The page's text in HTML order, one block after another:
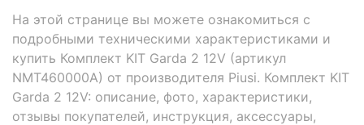
На этой странице вы можете ознакомиться с
подробными техническими характеристиками и
купить Комплект KIT Garda 2 12V (артикул
NMT460000A) от производителя Piusi. Комплект KIT
Garda 2 12V: описание, фото, характеристики,
отзывы покупателей, инструкция, аксессуары,